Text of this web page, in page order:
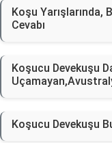
Koşu Yarışlarında,
Cevabı
Koşucu Devekuşu
Koşucu Devekuşu